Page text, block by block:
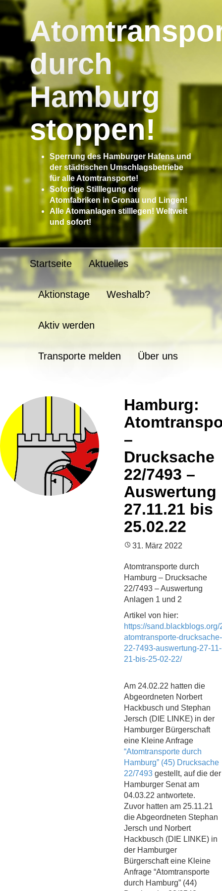
durch
Hamburg
stoppen!
Sperrung des Hamburger Hafens und
der städtischen Umschlagsbetriebe
für alle Atomtransporte!
Sofortige Stilllegung der
Atomfabriken in Gronau und Lingen!
Alle Atomanlagen stilllegen! Weltweit
und sofort!
Startseite Aktuelles
Aktionstage Weshalb?
Aktiv werden
Transporte melden Über uns
Hamburg:
–
Drucksache
22/7493 –
Auswertung
27.11.21 bis
25.02.22
31. März 2022
Atomtransporte durch
Hamburg – Drucksache
22/7493 – Auswertung
Anlagen 1 und 2
Artikel von hier:
https://
atomtransporte-drucksache-
22-7493-auswertung-27-11-
21-bis-25-02-22/
Am 24.02.22 hatten die
Abgeordneten Norbert
Hackbusch und Stephan
Jersch (DIE LINKE) in der
Hamburger Bürgerschaft
eine Kleine Anfrage
“Atomtransporte durch
Hamburg” (45) Drucksache
22/7493 gestellt, auf die der
Hamburger Senat am
04.03.22 antwortete.
Zuvor hatten am 25.11.21
die Abgeordneten Stephan
Jersch und Norbert
Hackbusch (DIE LINKE) in
der Hamburger
Bürgerschaft eine Kleine
Anfrage “Atomtransporte
durch Hamburg” (44)